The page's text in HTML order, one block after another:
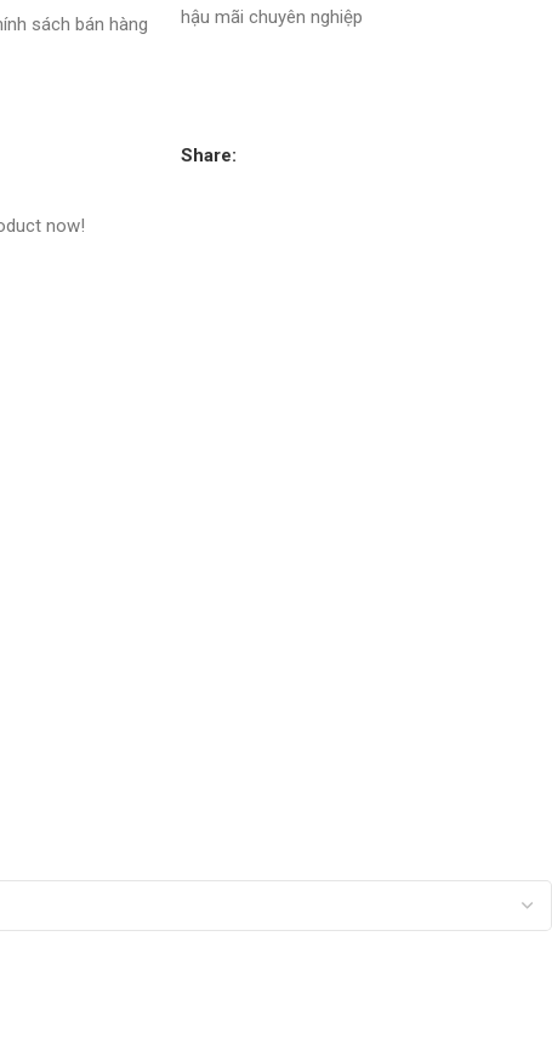
sách bán hàng
hậu mãi chuyên nghiệp
Share:
now!